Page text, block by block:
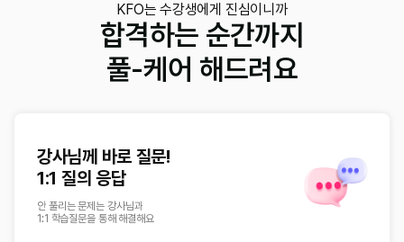
KFO는 수강생에게 진심이니까
합격하는 순간까지
풀-케어 해드려요
강사님께 바로 질문!
1:1 질의 응답
안 풀리는 문제는 강사님과
1:1 학습질문을 통해 해결해요